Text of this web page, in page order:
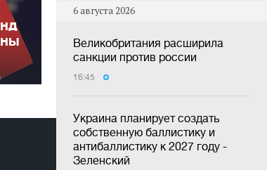
6 августа 2026
Великобритания расширила
санкции против россии
16:45
Украина планирует создать
собственную баллистику и
антибаллистику к 2027 году -
Зеленский